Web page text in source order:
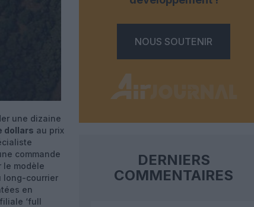
une dizaine
dollars au prix
commande
le modèle
long-courrier
en
‘full
NOUS SOUTENIR
DERNIERS
COMMENTAIRES